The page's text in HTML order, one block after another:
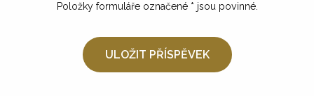
Položky formuláře označené * jsou povinné.